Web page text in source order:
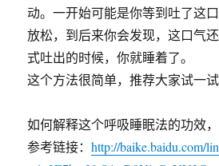
动。一开始可能是你等到吐了这
放松，到后来你会发现，这口气
式吐出的时候，你就睡着了。
这个方法很简单，推荐大家试一试
如何解释这个呼吸睡眠法的功效，
参考链接：http://baike.baidu.com/